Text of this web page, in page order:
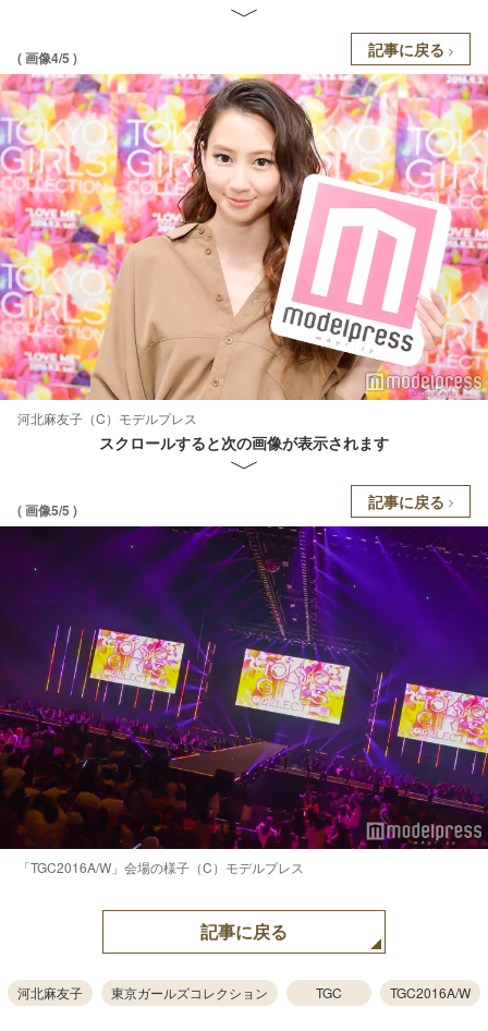
( 画像4/5 ) 記事に戻る
河北麻友子（C）モデルプレス
スクロールすると次の画像が表示されます
( 画像5/5 ) 記事に戻る
「TGC2016A/W」会場の様子（C）モデルプレス
記事に戻る
河北麻友子 東京ガールズコレクション TGC TGC2016A/W